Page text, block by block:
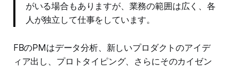
がいる場合もありますが、業務の範囲は広く、各
人が独立して仕事をしています。
FBのPMはデータ分析、新しいプロダクトのアイデ
ィア出し、プロトタイピング、さらにそのカイゼン